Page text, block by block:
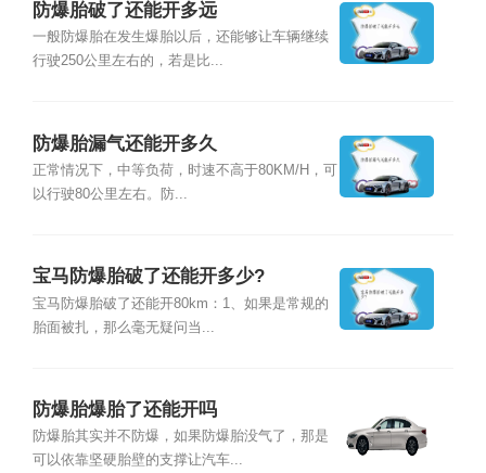
防爆胎破了还能开多远
一般防爆胎在发生爆胎以后，还能够让车辆继续
行驶250公里左右的，若是比...
防爆胎漏气还能开多久
正常情况下，中等负荷，时速不高于80KM/H，可
以行驶80公里左右。防...
宝马防爆胎破了还能开多少?
宝马防爆胎破了还能开80km：1、如果是常规的
胎面被扎，那么毫无疑问当...
防爆胎爆胎了还能开吗
防爆胎其实并不防爆，如果防爆胎没气了，那是
可以依靠坚硬胎壁的支撑让汽车...